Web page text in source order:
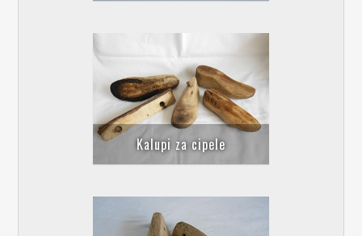
Kalupi za cipele